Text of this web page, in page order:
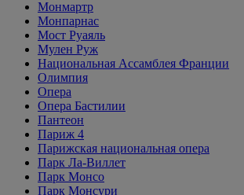
Монмартр
Монпарнас
Мост Руаяль
Мулен Руж
Национальная Ассамблея Франции
Олимпия
Опера
Опера Бастилии
Пантеон
Париж 4
Парижская национальная опера
Парк Ла-Виллет
Парк Монсо
Парк Монсури